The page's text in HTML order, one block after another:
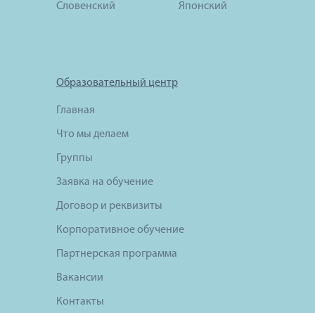
Словенский Японский
Образовательный центр
Главная
Что мы делаем
Группы
Заявка на обучение
Договор и реквизиты
Корпоративное обучение
Партнерская программа
Вакансии
Контакты